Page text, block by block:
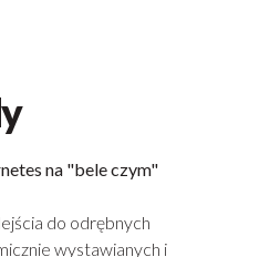
na "bele czym"
do odrębnych
wystawianych i